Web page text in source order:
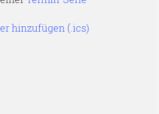
hinzufügen (.ics)